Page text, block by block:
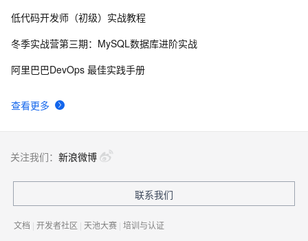
8 【XSS】XSS漏洞详细指南
attack
查看更多
低代码开发师（初级）实战教程
冬季实战营第三期：MySQL数据库进阶实战
阿里巴巴DevOps 最佳实践手册
关注我们： 新浪微博
联系我们
文档 | 开发者社区 | 天池大赛 | 培训与认证